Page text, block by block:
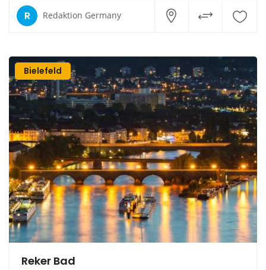
R Redaktion Germany
Bielefeld
Reker Bad